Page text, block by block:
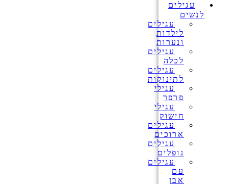
עגילים
לנשים
עגילים
לילדות
ונערות
עגילים
לכלה
עגילים
לתינוקות
עגילי
פרפר
עגילי
חישוק
עגילים
ארוכים
עגילים
נופלים
עגילים
עם
אבן